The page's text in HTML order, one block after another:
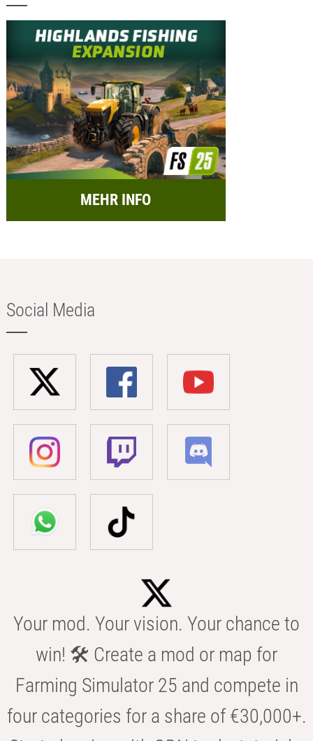
MEHR INFO
Social Media
Your mod. Your vision. Your chance to
win! 🛠️ Create a mod or map for
Farming Simulator 25 and compete in
four categories for a share of €30,000+.